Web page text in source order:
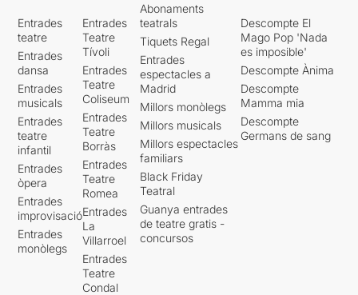
Entrades
teatre
Entrades
dansa
Entrades
musicals
Entrades
teatre
infantil
Entrades
òpera
Entrades
improvisació
Entrades
monòlegs
Entrades
Teatre
Tívoli
Entrades
Teatre
Coliseum
Entrades
Teatre
Borràs
Entrades
Teatre
Romea
Entrades
La
Villarroel
Entrades
Teatre
Condal
Abonaments
teatrals
Tiquets Regal
Entrades
espectacles a
Madrid
Millors monòlegs
Millors musicals
Millors espectacles
familiars
Black Friday
Teatral
Guanya entrades
de teatre gratis -
concursos
Descompte El
Mago Pop 'Nada
es imposible'
Descompte Ànima
Descompte
Mamma mia
Descompte
Germans de sang